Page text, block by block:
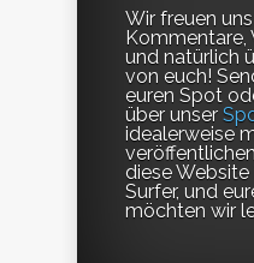
Wir freuen
Kommentare,
und natürlich
von euch!
euren Spot
über unser
idealerweise
diese
Surfer, und
möchten wir